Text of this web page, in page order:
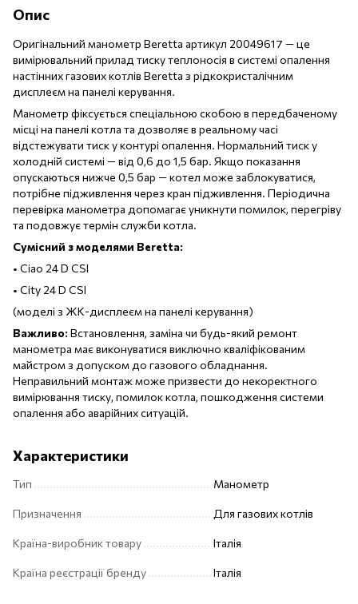
Опис
Оригінальний манометр Beretta артикул 20049617 — це
вимірювальний прилад тиску теплоносія в системі опалення
настінних газових котлів Beretta з рідкокристалічним
дисплеєм на панелі керування.
Манометр фіксується спеціальною скобою в передбаченому
місці на панелі котла та дозволяє в реальному часі
відстежувати тиск у контурі опалення. Нормальний тиск у
холодній системі — від 0,6 до 1,5 бар. Якщо показання
опускаються нижче 0,5 бар — котел може заблокуватися,
потрібне підживлення через кран підживлення. Періодична
перевірка манометра допомагає уникнути помилок, перегріву
та подовжує термін служби котла.
Сумісний з моделями Beretta:
• Ciao 24 D CSI
• City 24 D CSI
(моделі з ЖК-дисплеєм на панелі керування)
Важливо: Встановлення, заміна чи будь-який ремонт
манометра має виконуватися виключно кваліфікованим
майстром з допуском до газового обладнання.
Неправильний монтаж може призвести до некоректного
вимірювання тиску, помилок котла, пошкодження системи
опалення або аварійних ситуацій.
Характеристики
Тип Манометр
Призначення Для газових котлів
Країна-виробник товару Італія
Країна реєстрації бренду Італія